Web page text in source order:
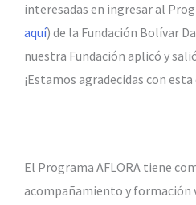
interesadas en ingresar al
aquí) de la Fundación Bolívar
nuestra Fundación aplicó y
¡Estamos agradecidas con
El Programa AFLORA tiene
acompañamiento y formación